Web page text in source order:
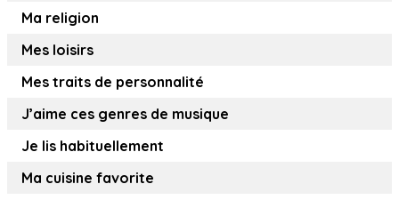
Ma religion
Mes loisirs
Mes traits de personnalité
J’aime ces genres de musique
Je lis habituellement
Ma cuisine favorite